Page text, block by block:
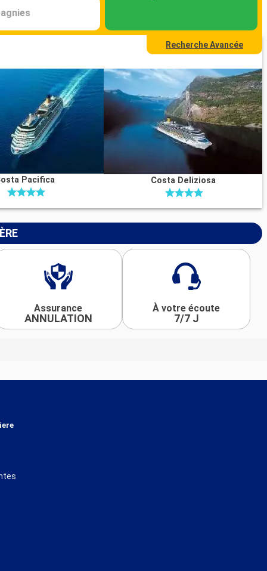
Recherche Avancée
Pacifica Costa Deliziosa
Assurance
ANNULATION
À votre écoute
7/7 J